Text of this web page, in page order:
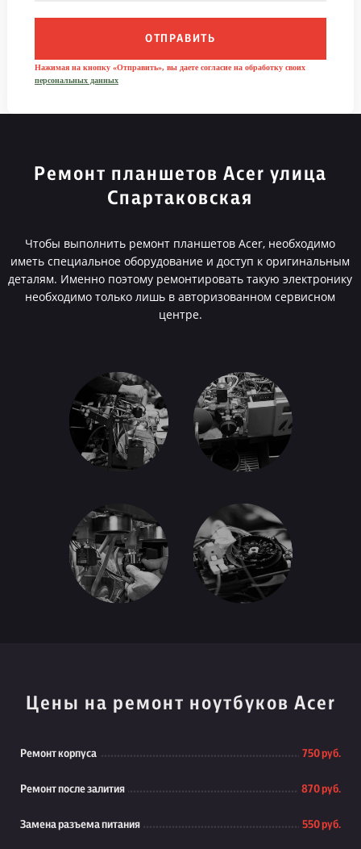
ОТПРАВИТЬ
Нажимая на кнопку «Отправить», вы даете согласие на обработку своих
персональных данных
Ремонт планшетов Acer улица
Спартаковская
Чтобы выполнить ремонт планшетов Acer, необходимо
иметь специальное оборудование и доступ к оригинальным
деталям. Именно поэтому ремонтировать такую электронику
необходимо только лишь в авторизованном сервисном
центре.
Цены на ремонт ноутбуков Acer
Ремонт корпуса 750 руб.
Ремонт после залития 870 руб.
Замена разъема питания 550 руб.